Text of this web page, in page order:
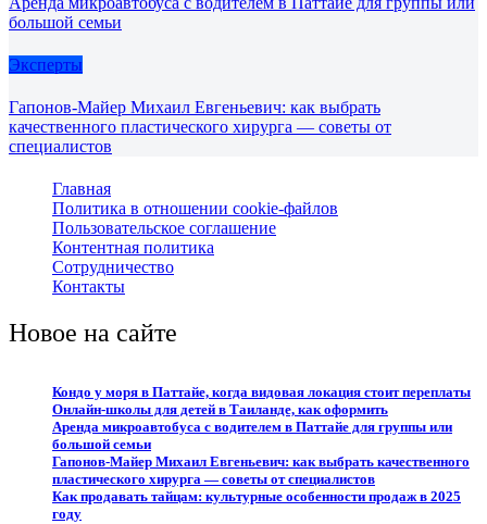
большой семьи
Эксперты
Гапонов-Майер Михаил Евгеньевич: как выбрать
качественного пластического хирурга — советы от
специалистов
Главная
Политика в отношении cookie-файлов
Пользовательское соглашение
Контентная политика
Сотрудничество
Контакты
Новое на сайте
Кондо у моря в Паттайе, когда видовая локация стоит переплаты
Онлайн-школы для детей в Таиланде, как оформить
Аренда микроавтобуса с водителем в Паттайе для группы или
большой семьи
Гапонов-Майер Михаил Евгеньевич: как выбрать качественного
пластического хирурга — советы от специалистов
Как продавать тайцам: культурные особенности продаж в 2025
году